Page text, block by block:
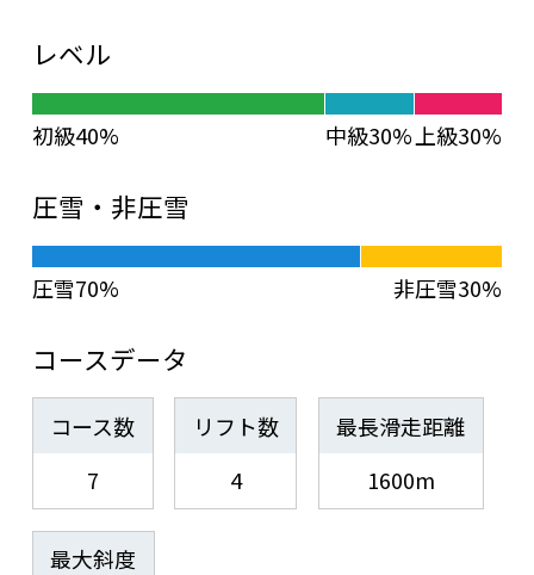
レベル
初級40% 中級30% 上級30%
圧雪・非圧雪
圧雪70% 非圧雪30%
コースデータ
コース数
7
リフト数
4
最長滑走距離
1600m
最大斜度